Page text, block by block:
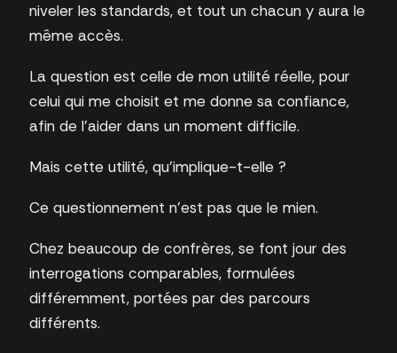
niveler les standards, et tout un chacun y aura le
même accès.
La question est celle de mon utilité réelle, pour
celui qui me choisit et me donne sa confiance,
afin de l’aider dans un moment difficile.
Mais cette utilité, qu’implique-t-elle ?
Ce questionnement n’est pas que le mien.
Chez beaucoup de confrères, se font jour des
interrogations comparables, formulées
différemment, portées par des parcours
différents.